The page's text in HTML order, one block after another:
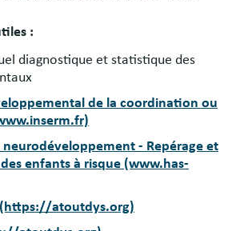
:
diagnostique et statistique des
de la coordination ou
neurodéveloppement - Repérage et
enfants à risque (www.has-
(https://atoutdys.org)